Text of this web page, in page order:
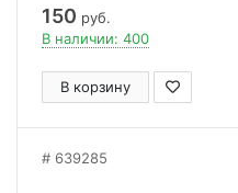
150 руб.
В наличии: 400
В корзину
639285